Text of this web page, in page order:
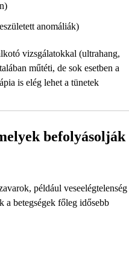
anomáliák)
vizsgálatokkal (ultrahang,
műtéti, de sok esetben a
is elég lehet a tünetek
befolyásolják
például veseelégtelenség
a betegségek főleg idősebb